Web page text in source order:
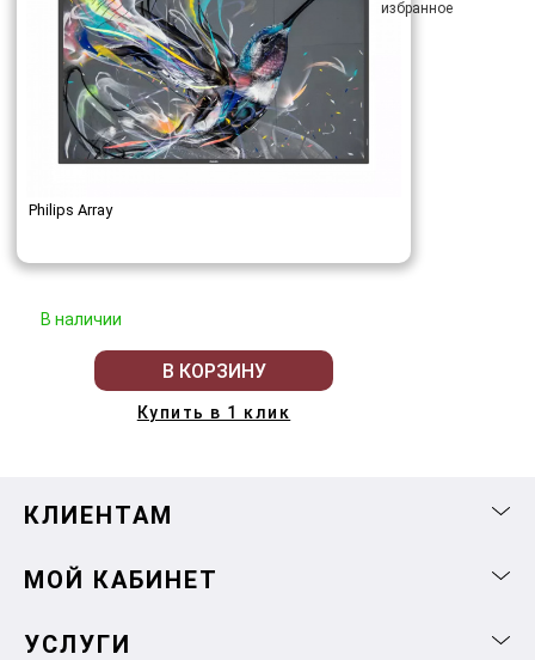
Philips Array
В наличии
В КОРЗИНУ
Купить в 1 клик
КЛИЕНТАМ
МОЙ КАБИНЕТ
УСЛУГИ